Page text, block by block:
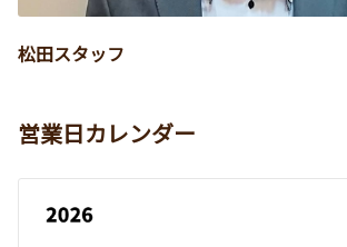
松田スタッフ
営業日カレンダー